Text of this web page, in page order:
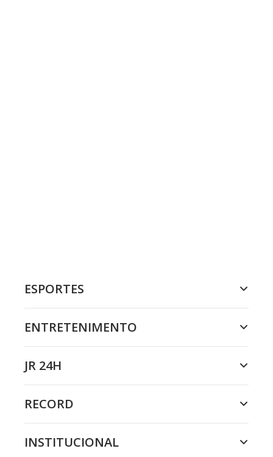
ESPORTES
ENTRETENIMENTO
JR 24H
RECORD
INSTITUCIONAL